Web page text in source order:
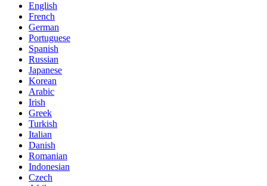
English
French
German
Portuguese
Spanish
Russian
Japanese
Korean
Arabic
Irish
Greek
Turkish
Italian
Danish
Romanian
Indonesian
Czech